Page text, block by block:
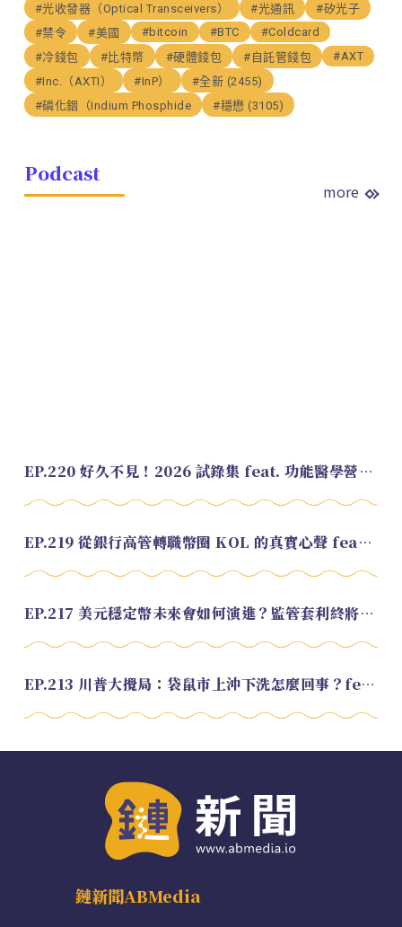
#光收發器（Optical Transceivers）
#光通訊
#矽光子
#禁令
#美國 #bitcoin #BTC
#Coldcard
#冷錢包
#比特幣 #硬體錢包 #自託管錢包
#AXT
#Inc.（AXTI）
#InP）
#全新 (2455)
#磷化銦（Indium Phosphide
#穩懋 (3105)
Podcast
more
EP.220 好久不見！2026 試錄集 feat. 功能醫學營養師 美寶
EP.219 從銀行高管轉職幣圈 KOL 的真實心聲 feat.龜大
EP.217 美元穩定幣未來會如何演進？監管套利終將收斂？feat. 研究員 余哲安
EP.213 川普大攪局：袋鼠市上沖下洗怎麼回事？feat. Alvin
鏈新聞ABMedia